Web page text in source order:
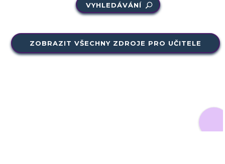
VYHLEDÁVÁNÍ
ZOBRAZIT VŠECHNY ZDROJE PRO UČITELE